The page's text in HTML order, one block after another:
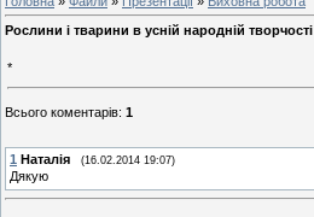
Рослини і тварини в усній народній творчості
*
Всього коментарів: 1
1 Наталія (16.02.2014 19:07)
Дякую